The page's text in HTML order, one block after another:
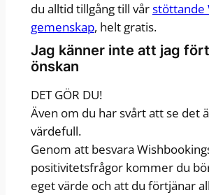
du alltid tillgång till vårstöttande
gemenskap, helt gratis.
Jag känner inte att jag
önskan
DET GÖR DU!
Även om du har svårt att se det
värdefull.
Genom att besvara
positivitetsfrågor kommer du
eget värde och att du förtjänar